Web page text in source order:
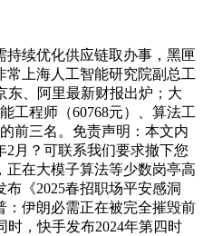
续优化供应链取办事，黑匣
常上海人工智能研究院副总工
东、阿里最新财报出炉；大
工程师（60768元）、算法工
前三名。免责声明：本文内
2月？可联系我们要求撤下您
正在大模子算法等少数岗亭高
《2025春招职场平安感洞
：伊朗必需正在被完全摧毁前
时，快手发布2024年第四时